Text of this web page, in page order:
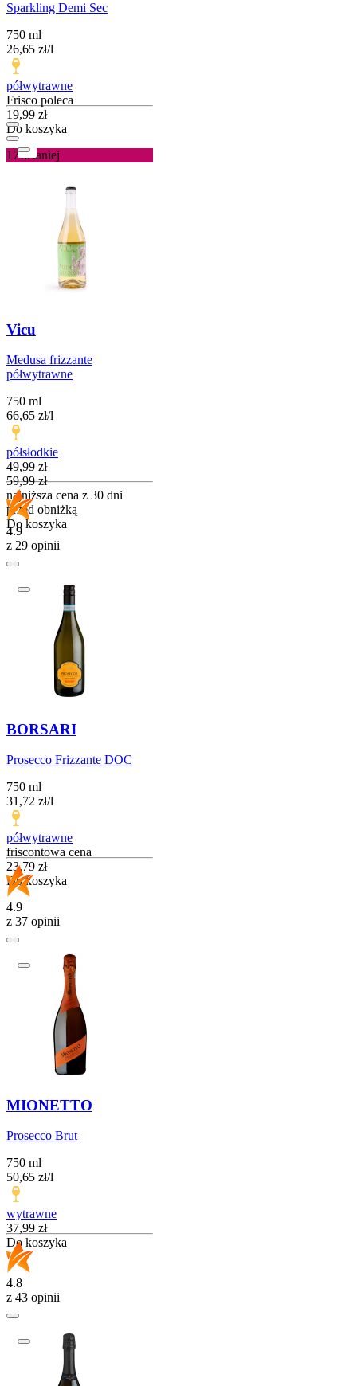
Sparkling Demi Sec
750 ml
26,65 zł/l
półwytrawne
Frisco poleca
Cena
19,99 zł
Do koszyka
17%taniej
Vicu
Medusa frizzante
półwytrawne
750 ml
66,65 zł/l
półsłodkie
Cena promocyjna
49,99 zł
59,99 zł
najniższa cena z 30 dni
przed obniżką
Do koszyka
4.9
z 29 opinii
BORSARI
Prosecco Frizzante DOC
750 ml
31,72 zł/l
półwytrawne
friscontowa cena
Cena
23,79 zł
Do koszyka
4.9
z 37 opinii
MIONETTO
Prosecco Brut
750 ml
50,65 zł/l
wytrawne
Cena
37,99 zł
Do koszyka
4.8
z 43 opinii